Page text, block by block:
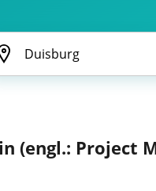
(engl.: Project